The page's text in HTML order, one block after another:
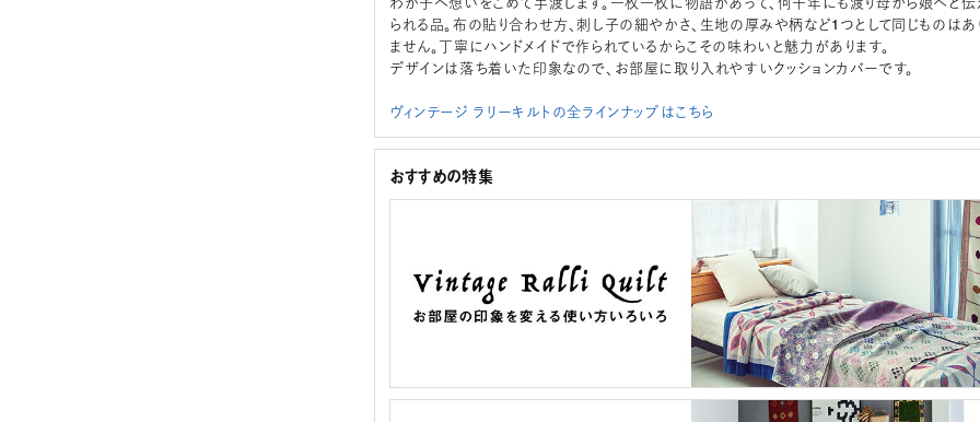
られる品。布の貼り合わせ方、刺し子の細やかさ、生地の厚みや柄など1つとして同じものはあ
ません。丁寧にハンドメイドで作られているからこその味わいと魅力があります。
デザインは落ち着いた印象なので、お部屋に取り入れやすいクッションカバーです。
ヴィンテージ ラリーキルトの全ラインナップはこちら
おすすめの特集